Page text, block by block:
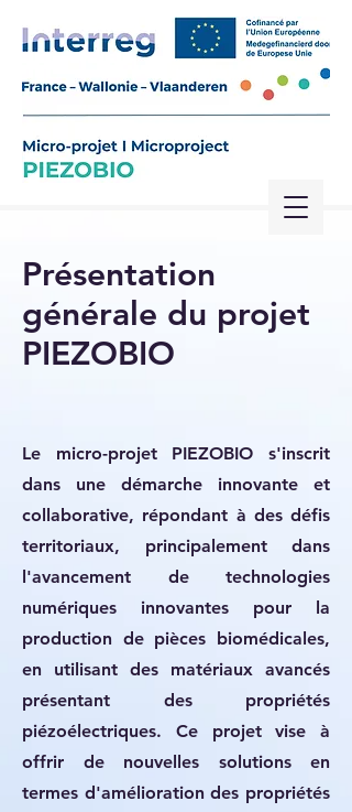
Présentation
générale du projet
PIEZOBIO
Le micro-projet PIEZOBIO s'inscrit
dans une démarche innovante et
collaborative, répondant à des défis
territoriaux, principalement dans
l'avancement de technologies
numériques innovantes pour la
production de pièces biomédicales,
en utilisant des matériaux avancés
présentant des propriétés
piézoélectriques. Ce projet vise à
offrir de nouvelles solutions en
termes d'amélioration des propriétés